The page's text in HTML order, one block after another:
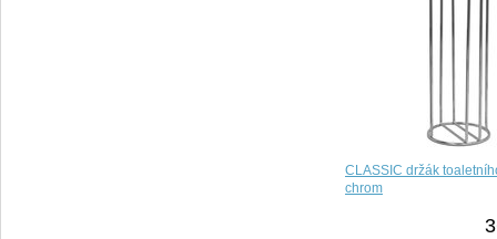
CLASSIC držák
chrom